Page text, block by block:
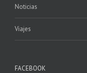
Noticias
Viajes
FACEBOOK